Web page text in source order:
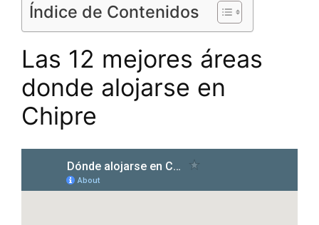
Índice de Contenidos
Las 12 mejores áreas
donde alojarse en
Chipre